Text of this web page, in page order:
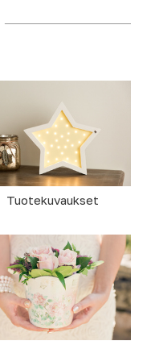
Tuotekuvaukset